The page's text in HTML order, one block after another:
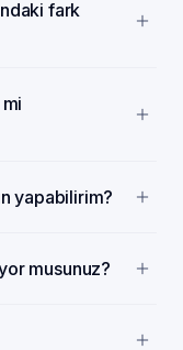
fark
yapabilirim?
musunuz?